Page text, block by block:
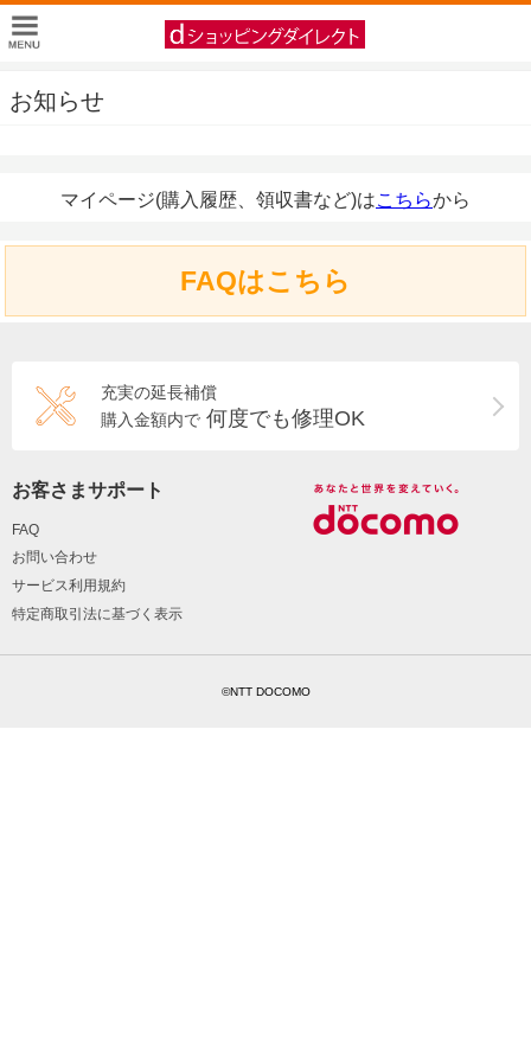
お知らせ
マイページ(購入履歴、領収書など)はこちらから
FAQはこちら
充実の延長補償
購入金額内で 何度でも修理OK
お客さまサポート
FAQ
お問い合わせ
サービス利用規約
特定商取引法に基づく表示
©NTT DOCOMO